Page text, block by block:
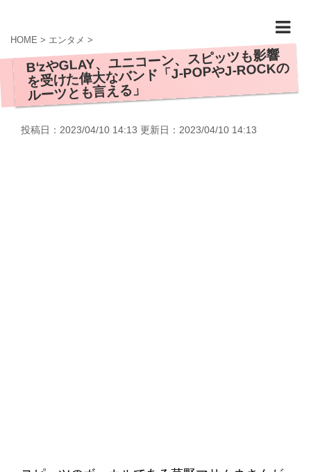
HOME > エンタメ >
B‘zやGLAY、ユニコーン、スピッツも影響
を受けた偉大なバンド「J-POPやJ-ROCKの
ルーツとも言える」
投稿日：2023/04/10 14:13 更新日： 2023/04/10 14:13